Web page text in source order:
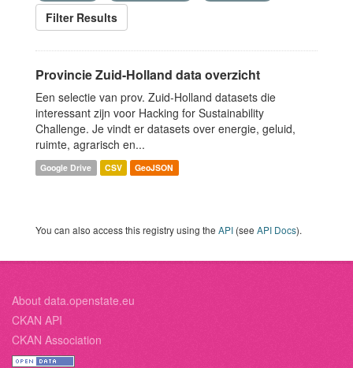
Filter Results
Provincie Zuid-Holland data overzicht
Een selectie van prov. Zuid-Holland datasets die
interessant zijn voor Hacking for Sustainability
Challenge. Je vindt er datasets over energie, geluid,
ruimte, agrarisch en...
Google Drive CSV GeoJSON
You can also access this registry using the API (see API Docs).
About data.openstate.eu
CKAN API
CKAN Association